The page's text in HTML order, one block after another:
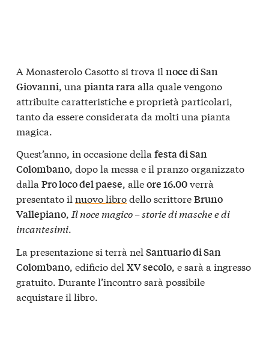
A Monasterolo Casotto si trova il noce di San
Giovanni, una pianta raraalla quale vengono
attribuite caratteristiche e proprietà particolari,
tanto da essere considerata da molti una pianta
magica.
Quest’anno, in occasione della festa di San
Colombano, dopo la messa e il pranzo organizzato
dalla Pro loco del paese, alleore 16.00verrà
presentato il nuovo librodello scrittoreBruno
Vallepiano, Il noce magico – storie di masche e di
incantesimi.
La presentazione si terrà nel Santuario di San
Colombano, edificio del XV secolo, e sarà a ingresso
gratuito. Durante l’incontro sarà possibile
acquistare il libro.